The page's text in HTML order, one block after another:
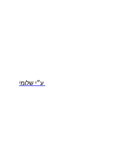
ע״י שלומי